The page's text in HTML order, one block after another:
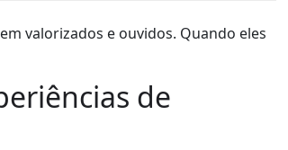
valorizados e ouvidos. Quando eles
de